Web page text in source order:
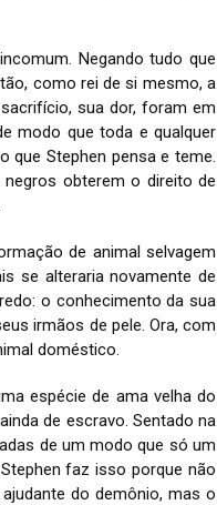
Negando tudo que
como rei de si mesmo, a
sua dor, foram em
modo que toda e qualquer
que Stephen pensa e teme.
obterem o direito de
de animal selvagem
se alteraria novamente de
o conhecimento da sua
irmãos de pele. Ora, com
doméstico.
espécie de ama velha do
de escravo. Sentado na
de um modo que só um
faz isso porque não
do demônio, mas o